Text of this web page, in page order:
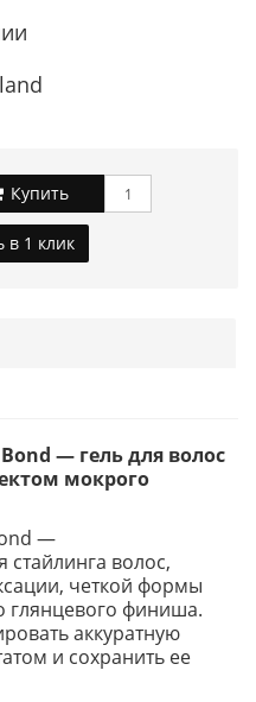
Купить
в 1 клик
— гель для волос
мокрого
—
волос,
четкой формы
глянцевого финиша.
аккуратную
и сохранить ее